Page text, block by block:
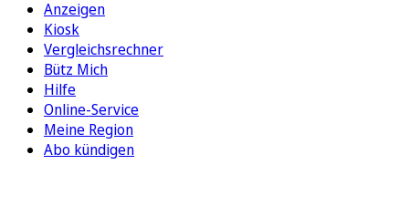
Anzeigen
Kiosk
Vergleichsrechner
Bütz Mich
Hilfe
Online-Service
Meine Region
Abo kündigen